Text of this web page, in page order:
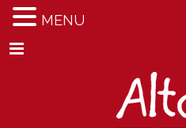
Menu
MENU